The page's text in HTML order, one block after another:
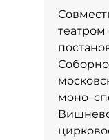
театром